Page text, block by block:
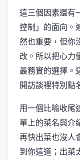
這三個因素還有
控制」的面向。
然也重要，但你
改。所以把心力
最務實的選擇
開訪談裡特別點
用一個比喻收尾
單上的菜名與介
再快出菜也沒人
到你這道；出菜